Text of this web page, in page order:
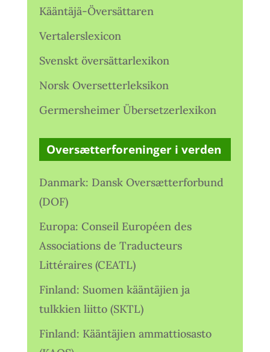
Kääntäjä-Översättaren
Vertalerslexicon
Svenskt översättarlexikon
Norsk Oversetterleksikon
Germersheimer Übersetzerlexikon
Oversætterforeninger i verden
Danmark: Dansk Oversætterforbund
(DOF)
Europa: Conseil Européen des
Associations de Traducteurs
Littéraires (CEATL)
Finland: Suomen kääntäjien ja
tulkkien liitto (SKTL)
Finland: Kääntäjien ammattiosasto